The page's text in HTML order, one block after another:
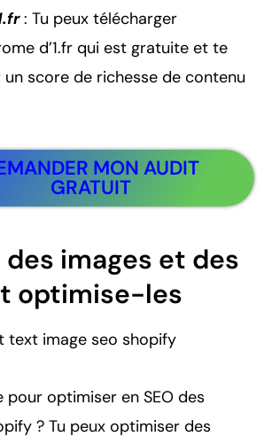
: Tu peux télécharger
d’1.fr qui est gratuite et te
un score de richesse de contenu
MON AUDIT
GRATUIT
des images et des
optimise-les
optimiser en SEO des
? Tu peux optimiser des